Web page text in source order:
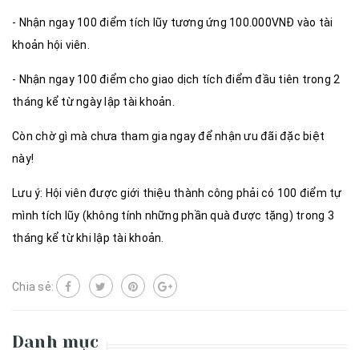
- Nhận ngay 100 điểm tích lũy tương ứng 100.000VNĐ vào tài
khoản hội viên​.
- Nhận ngay 100 điểm cho giao dịch tích điểm đầu tiên trong 2
tháng kể từ ngày lập tài khoản​.
Còn chờ gì mà chưa tham gia ngay để nhận ưu đãi đặc biệt
này! ​
Lưu ý: Hội viên được giới thiệu thành công phải có 100 điểm tự
mình tích lũy (không tính những phần quà được tặng) trong 3
tháng kể từ khi lập tài khoản.
Chia sẻ:
Danh mục